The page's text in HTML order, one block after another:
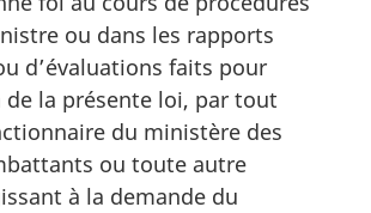
ou dans les rapports
d’évaluations faits pour
de la présente loi, par tout
du ministère des
ou toute autre
à la demande du